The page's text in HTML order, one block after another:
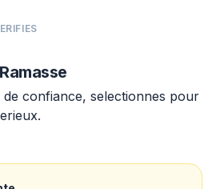
confiance, selectionnes pour